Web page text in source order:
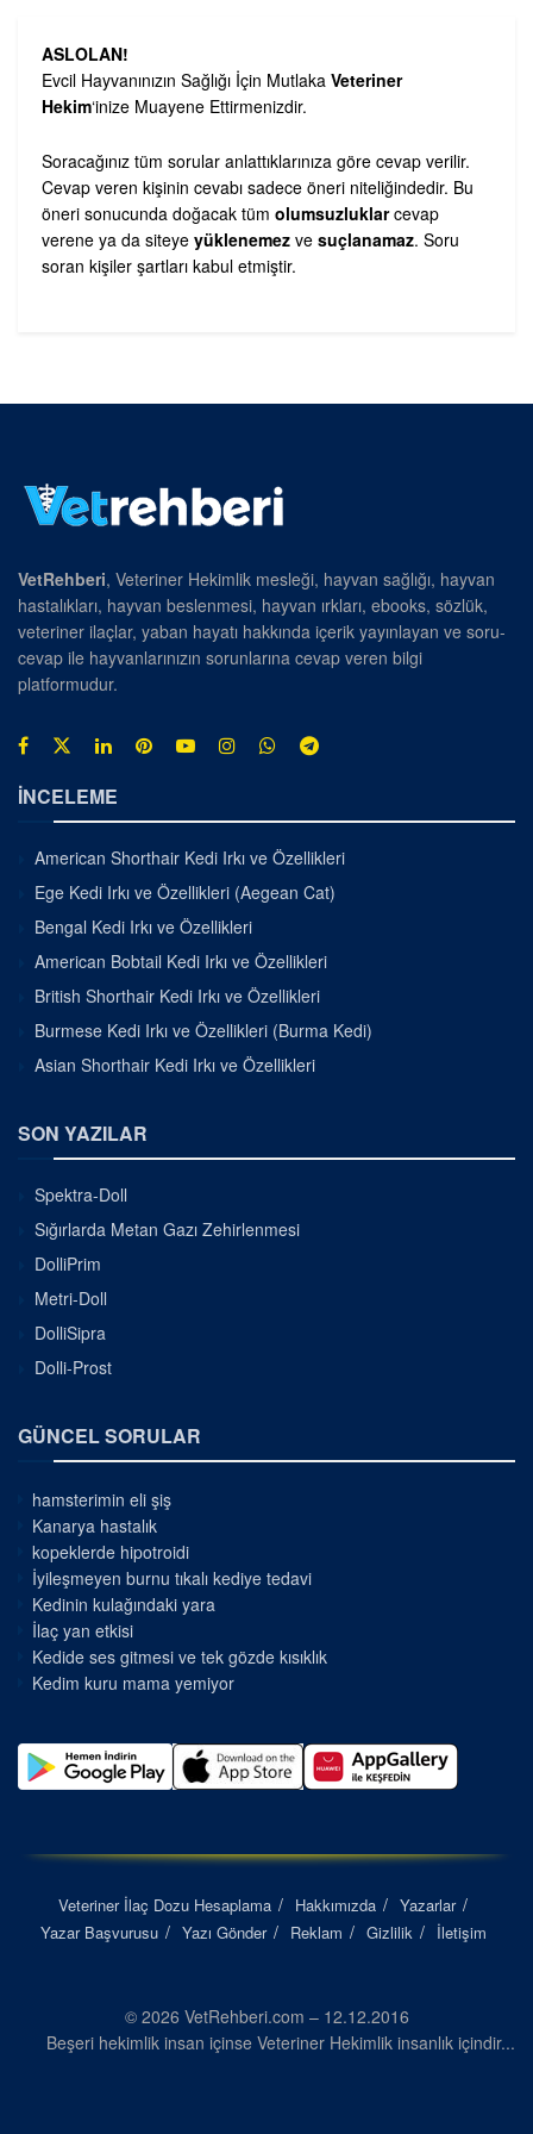
ASLOLAN!
Evcil Hayvanınızın Sağlığı İçin Mutlaka Veteriner
Hekim‘inize Muayene Ettirmenizdir.
Soracağınız tüm sorular anlattıklarınıza göre cevap verilir.
Cevap veren kişinin cevabı sadece öneri niteliğindedir. Bu
öneri sonucunda doğacak tüm olumsuzluklarcevap
verene ya da siteye yüklenemez ve suçlanamaz. Soru
soran kişiler şartları kabul etmiştir.
VetRehberi, Veteriner Hekimlik mesleği, hayvan sağlığı, hayvan
hastalıkları, hayvan beslenmesi, hayvan ırkları, ebooks, sözlük,
veteriner ilaçlar, yaban hayatı hakkında içerik yayınlayan ve soru-
cevap ile hayvanlarınızın sorunlarına cevap veren bilgi
platformudur.
İNCELEME
American Shorthair Kedi Irkı ve Özellikleri
Ege Kedi Irkı ve Özellikleri (Aegean Cat)
Bengal Kedi Irkı ve Özellikleri
American Bobtail Kedi Irkı ve Özellikleri
British Shorthair Kedi Irkı ve Özellikleri
Burmese Kedi Irkı ve Özellikleri (Burma Kedi)
Asian Shorthair Kedi Irkı ve Özellikleri
SON YAZILAR
Spektra-Doll
Sığırlarda Metan Gazı Zehirlenmesi
DolliPrim
Metri-Doll
DolliSipra
Dolli-Prost
GÜNCEL SORULAR
hamsterimin eli şiş
Kanarya hastalık
kopeklerde hipotroidi
İyileşmeyen burnu tıkalı kediye tedavi
Kedinin kulağındaki yara
İlaç yan etkisi
Kedide ses gitmesi ve tek gözde kısıklık
Kedim kuru mama yemiyor
Veteriner İlaç Dozu Hesaplama Hakkımızda
Yazarlar
Yazar Başvurusu
Yazı Gönder Reklam Gizlilik İletişim
© 2026 VetRehberi.com – 12.12.2016
Beşeri hekimlik insan içinse Veteriner Hekimlik insanlık içindir...